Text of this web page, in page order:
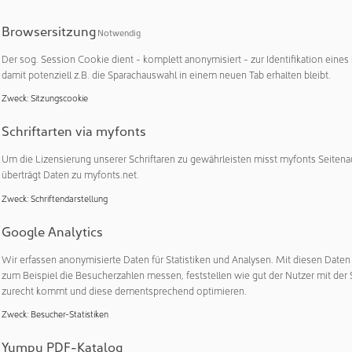
eingereichten Verpackungslösungen anhand eines streng
in den Kategorien, in denen die Verpackungslösung
richtet sich dabei auf ganzheitlich durchdachte, wegweisende
und zwar unabhängig vom gewählten Packstoff. Erst bei
Firmen, ob ihr Konzept gewonnen hat.
so besonders?
Leiter Business Development und R&D SÜDPACK MEDICA:
steht das Gesamtkonzept für eine einfache,
ist somit ein signifikanter Beitrag zur Kreislaufwirtschaft in
einer Sphera-LCA zufolge im Vergleich zu den üblicherweise
PVdC und Aluminium eine deutlich reduzierte
geringeren Energie- und Wasserverbrauch auf.“
dem Hause SÜDPACK MEDICA punktet zudem durch seine
seine gute Verarbeitbarkeit auf
als herkömmliches Polypropylen. Ein weiterer
ist ohne zusätzliche Siegellacke möglich – das führt zu
Browsersitzung Notwendig
Der sog. Session Cookie dient - komplett anonymisiert - zur Identifikation eines
damit potenziell z.B. die Sparachauswahl in einem neuen Tab erhalten bleibt.
Zweck: Sitzungscookie
Schriftarten via myfonts
Um die Lizensierung unserer Schriftaren zu gewährleisten misst myfonts
überträgt Daten zu myfonts.net.
Zweck: Schriftendarstellung
Google Analytics
Wir erfassen anonymisierte Daten für Statistiken und Analysen. Mit diesen
zum Beispiel die Besucherzahlen messen, feststellen wie gut der Nutzer mit der
zurecht kommt und diese dementsprechend optimieren.
Zweck: Besucher-Statistiken
Yumpu PDF-Katalog